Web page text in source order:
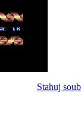
Stahuj